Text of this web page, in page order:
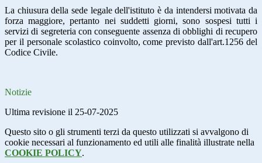
La chiusura della sede legale dell'istituto è da intendersi motivata da
forza maggiore, pertanto nei suddetti giorni, sono sospesi tutti i
servizi di segreteria con conseguente assenza di obblighi di recupero
per il personale scolastico coinvolto, come previsto dall'art.1256 del
Codice Civile.
Notizie
Ultima revisione il 25-07-2025
Questo sito o gli strumenti terzi da questo utilizzati si avvalgono di
cookie necessari al funzionamento ed utili alle finalità illustrate nella
COOKIE POLICY.